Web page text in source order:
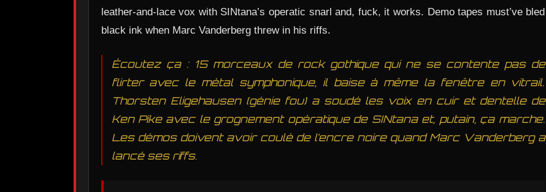
leather-and-lace vox with SINtana’s operatic snarl and, fuck, it works. Demo tapes must’ve bled
black ink when Marc Vanderberg threw in his riffs.
Écoutez ça : 15 morceaux de rock gothique qui ne se contente pas de
flirter avec le métal symphonique, il baise à même la fenêtre en vitrail.
Thorsten Eligehausen (génie fou) a soudé les voix en cuir et dentelle de
Ken Pike avec le grognement opératique de SINtana et, putain, ça marche.
Les démos doivent avoir coulé de l’encre noire quand Marc Vanderberg a
lancé ses riffs.